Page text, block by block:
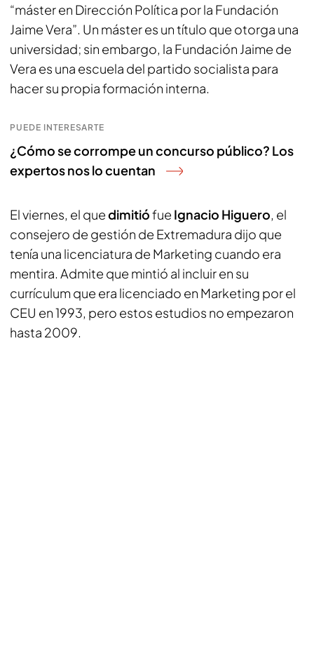
“máster en Dirección Política por la Fundación
Jaime Vera”. Un máster es un título que otorga una
universidad; sin embargo, la Fundación Jaime de
Vera es una escuela del partido socialista para
hacer su propia formación interna.
PUEDE INTERESARTE
¿Cómo se corrompe un concurso público? Los
expertos nos lo cuentan
El viernes, el quedimitiófue Ignacio Higuero, el
consejero de gestión de Extremadura dijo que
tenía una licenciatura de Marketing cuando era
mentira. Admite que mintió al incluir en su
currículum que era licenciado en Marketing por el
CEU en 1993, pero estos estudios no empezaron
hasta 2009.